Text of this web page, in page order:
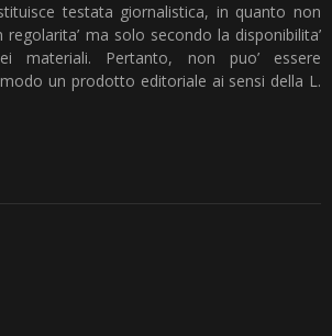
testata giornalistica, in quanto non
ma solo secondo la disponibilita’
materiali. Pertanto, non puo’ essere
un prodotto editoriale ai sensi della L.